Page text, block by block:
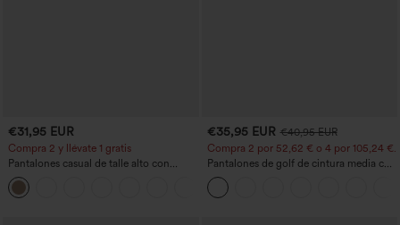
€31,95 EUR
Compra 2 y llévate 1 gratis
Pantalones casual de talle alto con
cordón, pernera ancha, en mezcla de
lino y con bolsillos
€35,95 EUR €40,95 EUR
Compra 2 por 52,62 € o 4 por 105,24 €.
Pantalones de golf de cintura media con
cordón, dobladillo curvo, secado rápido,
de corte cónico y con bolsillos - UPF40+